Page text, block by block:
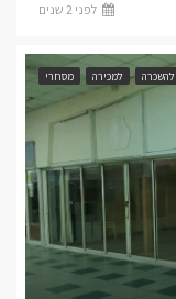
לפני 2 שנים
להשכרה למכירה מסחרי